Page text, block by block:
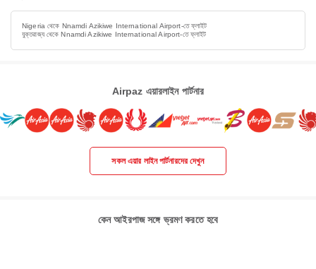
Nigeria থেকে Nnamdi Azikiwe International Airport-তে ফ্লাইট
যুক্তরাজ্য থেকে Nnamdi Azikiwe International Airport-তে ফ্লাইট
Airpaz এয়ারলাইন পার্টনার
সকল এয়ার লাইন পার্টনারদের দেখুন
কেন আইরপাজ সঙ্গে ভ্রমণ করতে হবে